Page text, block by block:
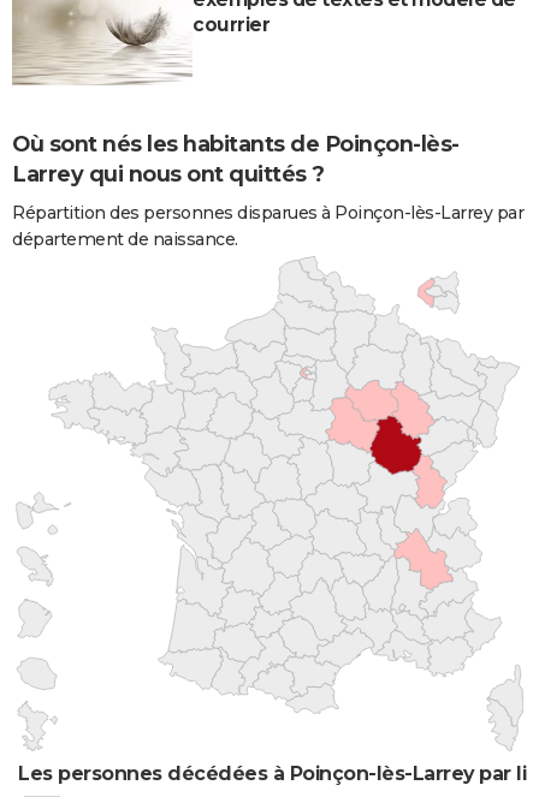
courrier
Où sont nés les habitants de Poinçon-lès-
Larrey qui nous ont quittés ?
Répartition des personnes disparues à Poinçon-lès-Larrey par
département de naissance.
Les personnes décédées à Poinçon-lès-Larrey par